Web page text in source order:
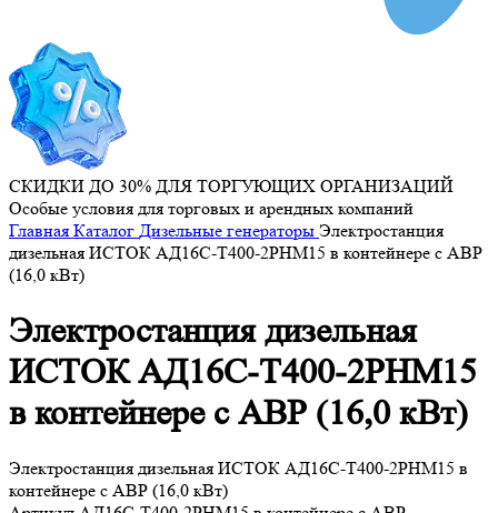
СКИДКИ ДО 30% ДЛЯ ТОРГУЮЩИХ ОРГАНИЗАЦИЙ
Особые условия для торговых и арендных компаний
Главная Каталог Дизельные генераторы Электростанция
дизельная ИСТОК АД16С-Т400-2РНМ15 в контейнере с АВР
(16,0 кВт)
Электростанция дизельная
ИСТОК АД16С-Т400-2РНМ15
в контейнере с АВР (16,0 кВт)
Электростанция дизельная ИСТОК АД16С-Т400-2РНМ15 в
контейнере с АВР (16,0 кВт)